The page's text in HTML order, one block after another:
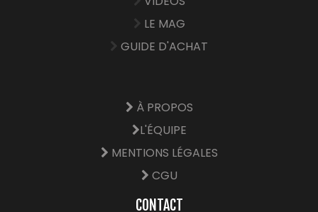
LE MAG
GUIDE D'ACHAT
À PROPOS
L'ÉQUIPE
MENTIONS LÉGALES
CGU
CONTACT